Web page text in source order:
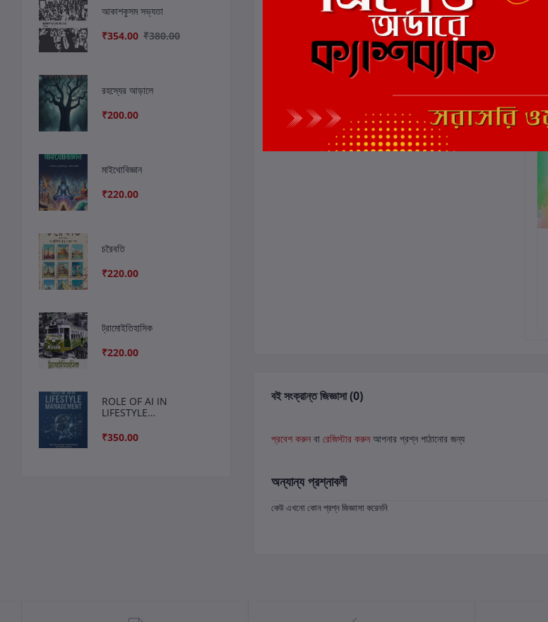
আকাশকুসম সভ্যতা
₹354.00 ₹380.00
রহস্যের আড়ালে
₹200.00
মাইথোবিজ্ঞান
₹220.00
চরৈবতি
₹220.00
ট্রামোইতিহাসিক
₹220.00
ROLE OF AI IN
LIFESTYLE
₹350.00
বই সংক্রান্ত জিজ্ঞাসা (0)
প্রবেশ করুন বা রেজিস্টার করুন আপনার প্রশ্ন পাঠানোর জন্য
অন্যান্য প্রশ্নাবলী
কেউ এখনো কোন প্রশ্ন জিজ্ঞাসা করেননি